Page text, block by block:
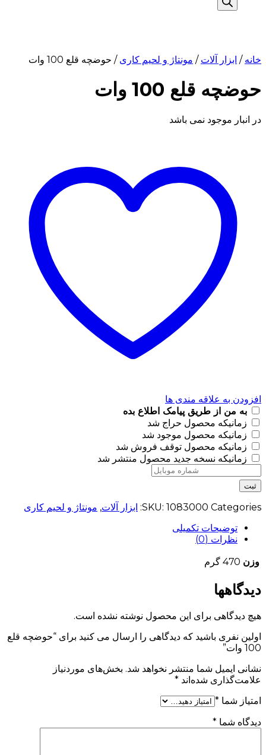
خانه / ابزار آلات / مونتاژ و لحیم کاری / حوضچه قلع 100 وات
حوضچه قلع 100 وات
در انبار موجود نمی باشد
افزودن به علاقه مندی ها
به من از طریق پیامک اطلاع بده
زمانیکه محصول حراج شد
زمانیکه محصول موجود شد
زمانیکه محصول توقف فروش شد
زمانیکه نسخه جدید محصول منتشر شد
ثبت
SKU: 1083000 Categories: ابزار آلات, مونتاژ و لحیم کاری
توضیحات تکمیلی
نظرات (0)
وزن 470 گرم
دیدگاهها
هیچ دیدگاهی برای این محصول نوشته نشده است.
اولین نفری باشید که دیدگاهی را ارسال می کنید برای “حوضچه قلع
100 وات”
نشانی ایمیل شما منتشر نخواهد شد. بخش‌های موردنیاز
علامت‌گذاری شده‌اند *
امتیاز شما *
دیدگاه شما *